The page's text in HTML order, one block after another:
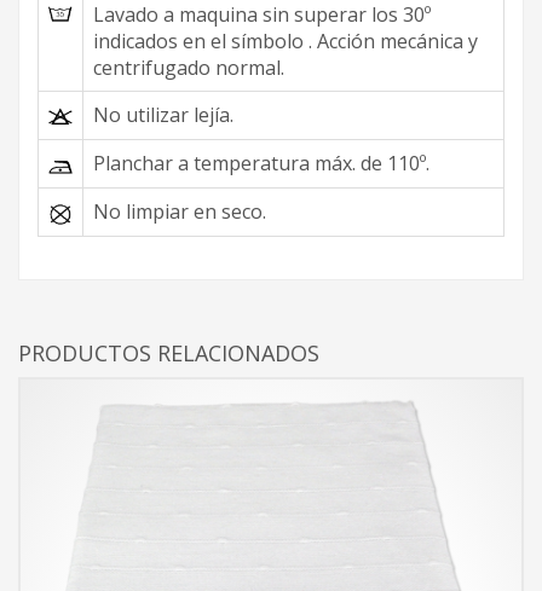
Lavado a maquina sin superar los 30º
indicados en el símbolo . Acción mecánica y
centrifugado normal.
No utilizar lejía.
Planchar a temperatura máx. de 110º.
No limpiar en seco.
PRODUCTOS RELACIONADOS